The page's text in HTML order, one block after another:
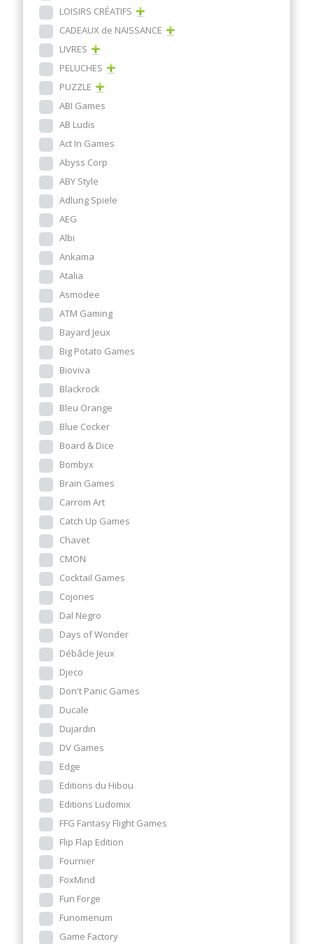
LOISIRS CRÉATIFS
CADEAUX de NAISSANCE
LIVRES
PELUCHES
PUZZLE
ABI Games
AB Ludis
Act In Games
Abyss Corp
ABY Style
Adlung Spiele
AEG
Albi
Ankama
Atalia
Asmodee
ATM Gaming
Bayard Jeux
Big Potato Games
Bioviva
Blackrock
Bleu Orange
Blue Cocker
Board & Dice
Bombyx
Brain Games
Carrom Art
Catch Up Games
Chavet
CMON
Cocktail Games
Cojones
Dal Negro
Days of Wonder
Débâcle Jeux
Djeco
Don't Panic Games
Ducale
Dujardin
DV Games
Edge
Editions du Hibou
Editions Ludomix
FFG Fantasy Flight Games
Flip Flap Edition
Fournier
FoxMind
Fun Forge
Funomenum
Game Factory